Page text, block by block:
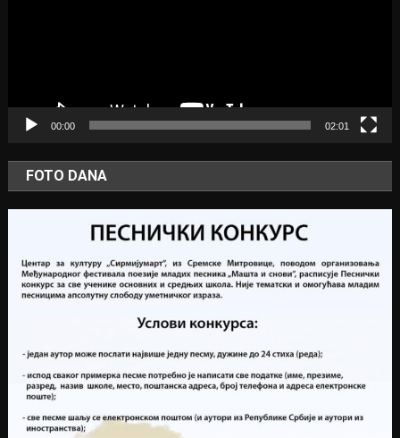
00:00 02:01
FOTO DANA